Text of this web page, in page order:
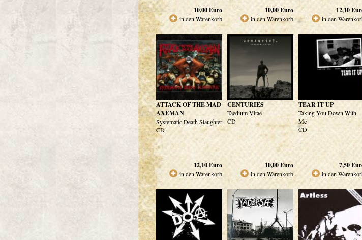
10,00Euro
in den Warenkorb
10,00Euro
in den Warenkorb
12,10
in den
ATTACK OF THE MAD
AXEMAN
Systematic Death Slaughter
CD
12,10Euro
in den Warenkorb
CENTURIES
Taedium Vitae
CD
10,00Euro
in den Warenkorb
TEAR IT UP
Taking You Down With
Me
CD
7,50
in den